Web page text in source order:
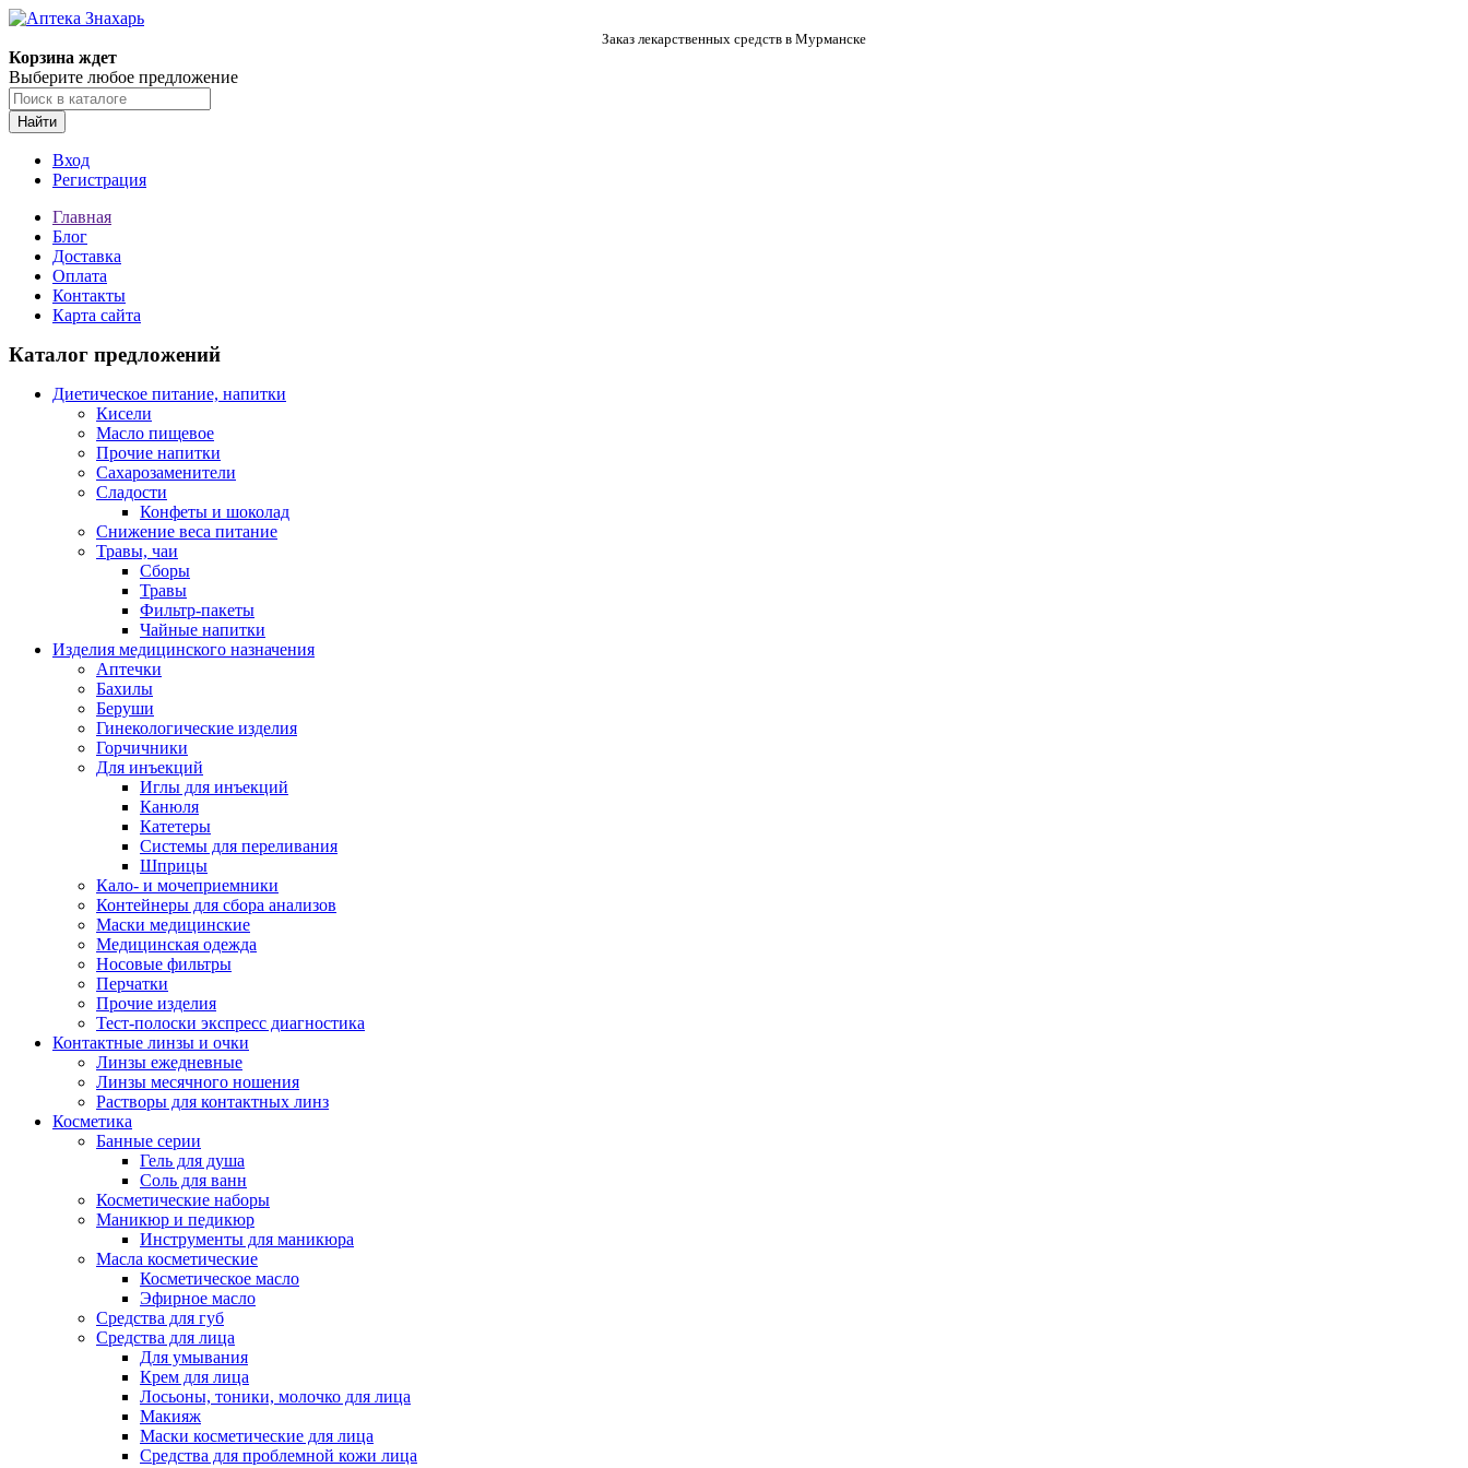
Заказ лекарственных средств в Мурманске
Корзина ждет
Выберите любое предложение
Найти
Вход
Регистрация
Главная
Блог
Доставка
Оплата
Контакты
Карта сайта
Каталог предложений
Диетическое питание, напитки
Кисели
Масло пищевое
Прочие напитки
Сахарозаменители
Сладости
Конфеты и шоколад
Снижение веса питание
Травы, чаи
Сборы
Травы
Фильтр-пакеты
Чайные напитки
Изделия медицинского назначения
Аптечки
Бахилы
Беруши
Гинекологические изделия
Горчичники
Для инъекций
Иглы для инъекций
Канюля
Катетеры
Системы для переливания
Шприцы
Кало- и мочеприемники
Контейнеры для сбора анализов
Маски медицинские
Медицинская одежда
Носовые фильтры
Перчатки
Прочие изделия
Тест-полоски экспресс диагностика
Контактные линзы и очки
Линзы ежедневные
Линзы месячного ношения
Растворы для контактных линз
Косметика
Банные серии
Гель для душа
Соль для ванн
Косметические наборы
Маникюр и педикюр
Инструменты для маникюра
Масла косметические
Косметическое масло
Эфирное масло
Средства для губ
Средства для лица
Для умывания
Крем для лица
Лосьоны, тоники, молочко для лица
Макияж
Маски косметические для лица
Средства для проблемной кожи лица